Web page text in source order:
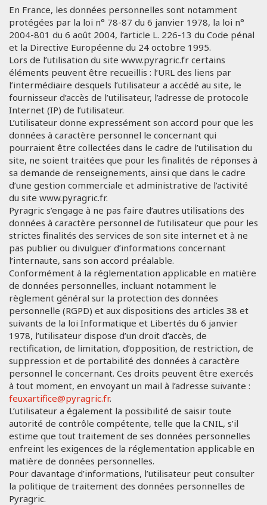
En France, les données personnelles sont notamment
protégées par la loi n° 78-87 du 6 janvier 1978, la loi n°
2004-801 du 6 août 2004, l’article L. 226-13 du Code pénal
et la Directive Européenne du 24 octobre 1995.
Lors de l’utilisation du site www.pyragric.fr certains
éléments peuvent être recueillis : l’URL des liens par
l’intermédiaire desquels l’utilisateur a accédé au site, le
fournisseur d’accès de l’utilisateur, l’adresse de protocole
Internet (IP) de l’utilisateur.
L’utilisateur donne expressément son accord pour que les
données à caractère personnel le concernant qui
pourraient être collectées dans le cadre de l’utilisation du
site, ne soient traitées que pour les finalités de réponses à
sa demande de renseignements, ainsi que dans le cadre
d’une gestion commerciale et administrative de l’activité
du site www.pyragric.fr.
Pyragric s’engage à ne pas faire d’autres utilisations des
données à caractère personnel de l’utilisateur que pour les
strictes finalités des services de son site internet et à ne
pas publier ou divulguer d’informations concernant
l’internaute, sans son accord préalable.
Conformément à la réglementation applicable en matière
de données personnelles, incluant notamment le
règlement général sur la protection des données
personnelle (RGPD) et aux dispositions des articles 38 et
suivants de la loi Informatique et Libertés du 6 janvier
1978, l’utilisateur dispose d’un droit d’accès, de
rectification, de limitation, d’opposition, de restriction, de
suppression et de portabilité des données à caractère
personnel le concernant. Ces droits peuvent être exercés
à tout moment, en envoyant un mail à l’adresse suivante :
feuxartifice@pyragric.fr.
L’utilisateur a également la possibilité de saisir toute
autorité de contrôle compétente, telle que la CNIL, s’il
estime que tout traitement de ses données personnelles
enfreint les exigences de la réglementation applicable en
matière de données personnelles.
Pour davantage d’informations, l’utilisateur peut consulter
la politique de traitement des données personnelles de
Pyragric.